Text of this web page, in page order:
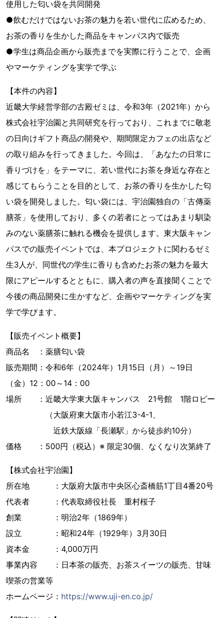
使用した匂い袋を共同開発
●飲むだけではないお茶の魅力を若い世代に広めるため、
お茶の香りを生かした商品をキャンパス内で販売
●学生は商品企画から販売までを実際に行うことで、企画
やマーケティングを実学で学ぶ
【本件の内容】
近畿大学経営学部の古殿ゼミは、令和3年（2021年）から
株式会社宇治園と共同研究を行っており、これまでに敬老
の日向けギフト商品の開発や、期間限定カフェの出店など
の取り組みを行ってきました。今回は、「あなたの日常に
香りづけを」をテーマに、若い世代にお茶を身近な存在と
感じてもらうことを目的として、お茶の香りを生かした匂
い袋を開発しました。匂い袋には、宇治園独自の「古傳薬
膳茶」を使用しており、多くの若者にとってはあまり馴染
みのない薬膳茶に触れる機会を提供します。東大阪キャン
パスでの販売イベントでは、本プロジェクトに関わるゼミ
生3人が、同世代の学生に香りも含めたお茶の魅力を最大
限にアピールするとともに、購入者の声を直接聞くことで
今後の商品開発に生かすなど、企画やマーケティングを実
学で学びます。
【販売イベント概要】
商品名 ：薬膳匂い袋
販売期間：令和6年（2024年）1月15日（月）～19日
（金）12：00～14：00
場所 ：近畿大学東大阪キャンパス 21号館 1階ロビー
（大阪府東大阪市小若江3-4-1、
近鉄大阪線「長瀬駅」から徒歩約10分）
価格 ：500円（税込）※ 限定30個、なくなり次第終了
【株式会社宇治園】
所在地 ：大阪府大阪市中央区心斎橋筋1丁目4番20号
代表者 ：代表取締役社長 重村桜子
創業 ：明治2年（1869年）
設立 ：昭和24年（1929年）3月30日
資本金 ：4,000万円
事業内容 ：日本茶の販売、お茶スイーツの販売、甘味
喫茶の営業等
ホームページ： https://www.uji-en.co.jp/